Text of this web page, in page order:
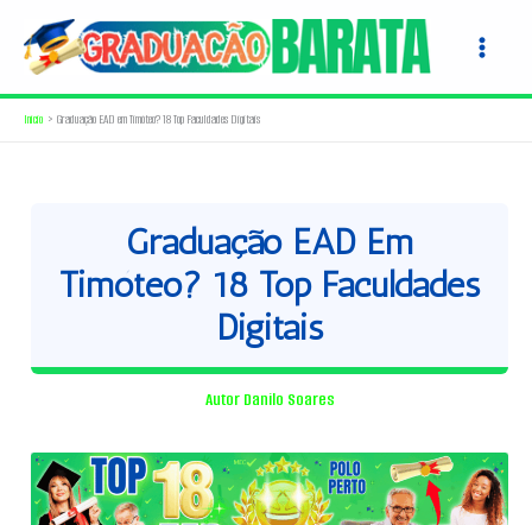
para
conteúdo
Início Graduação EAD em Timóteo? 18 Top Faculdades Digitais
Graduação EAD Em
Timóteo? 18 Top Faculdades
Digitais
Autor Danilo Soares